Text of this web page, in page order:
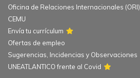
Oficina de Relaciones Internacionales (ORI)
CEMU
Envía tu currículum
Ofertas de empleo
Sugerencias, Incidencias y Observaciones
UNEATLANTICO frente al Covid